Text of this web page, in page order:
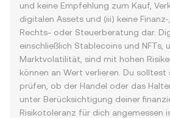
und keine Empfehlung zum Kauf,
digitalen Assets und (iii) keine
Rechts- oder Steuerberatung dar.
einschließlich Stablecoins und NFTs,
Marktvolatilität, sind mit hohen
können an Wert verlieren. Du
prüfen, ob der Handel oder das
unter Berücksichtigung deiner
Risikotoleranz für dich angemessen